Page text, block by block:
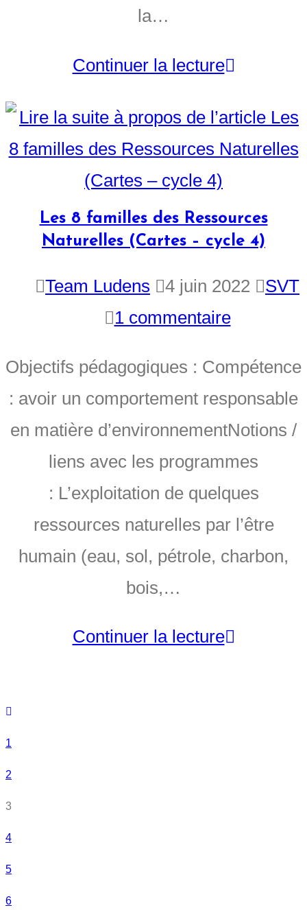
la…
Continuer la lecture
Les 8 familles des Ressources
Naturelles (Cartes – cycle 4)
Team Ludens 4 juin 2022
SVT
1 commentaire
Objectifs pédagogiques : Compétence
: avoir un comportement responsable
en matière d’environnementNotions /
liens avec les programmes
: L’exploitation de quelques
ressources naturelles par l’être
humain (eau, sol, pétrole, charbon,
bois,…
Continuer la lecture
1
2
3
4
5
6